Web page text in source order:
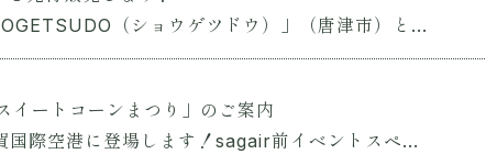
（ショウゲツドウ）」（唐津市）と...
イートコーンまつり」のご案内
際空港に登場します！sagair前イベントスペ...